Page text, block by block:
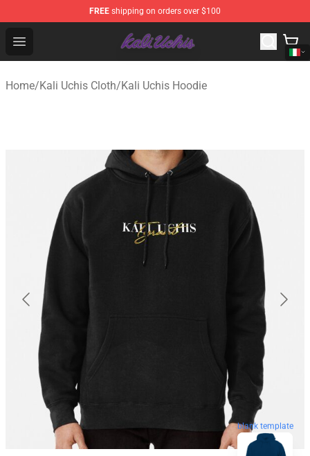
FREE shipping on orders over $100
Open menu
Kali Uchis Store - Official Kali Uchis Merchandise Shop
Home/Kali Uchis Cloth/Kali Uchis Hoodie
blank template